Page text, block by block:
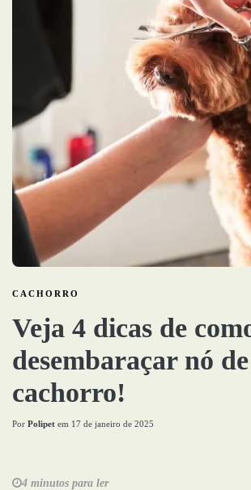
CACHORRO
Veja 4 dicas de
desembaraçar nó de
cachorro!
Por Polipet em 17 de janeiro de 2025
4 minutos para ler